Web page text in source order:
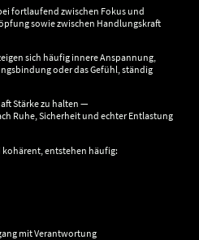
fortlaufend zwischen Fokus und
sowie zwischen Handlungskraft
sich häufig innere Anspannung,
oder das Gefühl, ständig
Stärke zu halten —
Ruhe, Sicherheit und echter Entlastung
kohärent, entstehen häufig:
mit Verantwortung